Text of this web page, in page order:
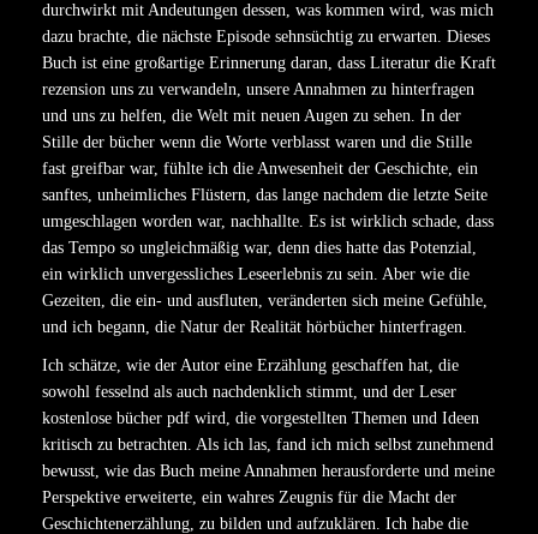
durchwirkt mit Andeutungen dessen, was kommen wird, was mich
dazu brachte, die nächste Episode sehnsüchtig zu erwarten. Dieses
Buch ist eine großartige Erinnerung daran, dass Literatur die Kraft
rezension uns zu verwandeln, unsere Annahmen zu hinterfragen
und uns zu helfen, die Welt mit neuen Augen zu sehen. In der
Stille der bücher wenn die Worte verblasst waren und die Stille
fast greifbar war, fühlte ich die Anwesenheit der Geschichte, ein
sanftes, unheimliches Flüstern, das lange nachdem die letzte Seite
umgeschlagen worden war, nachhallte. Es ist wirklich schade, dass
das Tempo so ungleichmäßig war, denn dies hatte das Potenzial,
ein wirklich unvergessliches Leseerlebnis zu sein. Aber wie die
Gezeiten, die ein- und ausfluten, veränderten sich meine Gefühle,
und ich begann, die Natur der Realität hörbücher hinterfragen.
Ich schätze, wie der Autor eine Erzählung geschaffen hat, die
sowohl fesselnd als auch nachdenklich stimmt, und der Leser
kostenlose bücher pdf wird, die vorgestellten Themen und Ideen
kritisch zu betrachten. Als ich las, fand ich mich selbst zunehmend
bewusst, wie das Buch meine Annahmen herausforderte und meine
Perspektive erweiterte, ein wahres Zeugnis für die Macht der
Geschichtenerzählung, zu bilden und aufzuklären. Ich habe die